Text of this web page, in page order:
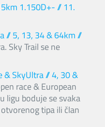
1.150D+- // 11.
// 5, 13, 34 & 64km //
Sky Trail se ne
& SkyUltra // 4, 30 &
race & European
ligu boduje se svaka
tipa ili član